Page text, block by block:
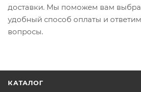
доставки. Мы поможем вам
удобный способ оплаты и
вопросы.
КАТАЛОГ